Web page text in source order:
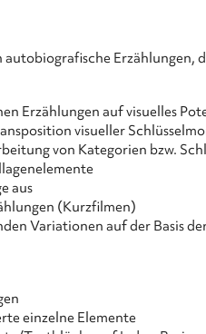
autobiografische Erzählungen,
Erzählungen auf visuelles
visueller
von Kategorien bzw.
aus
(Kurzfilmen)
Variationen auf der Basis
einzelne Elemente